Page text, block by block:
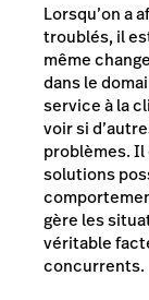
Lorsqu’on a
troublés, il
même
dans le
service à la
voir si
problèmes. Il
solutions
gère les
véritable
concurrents.